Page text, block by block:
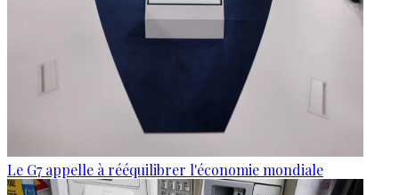
Le G7 appelle à rééquilibrer l'économie mondiale